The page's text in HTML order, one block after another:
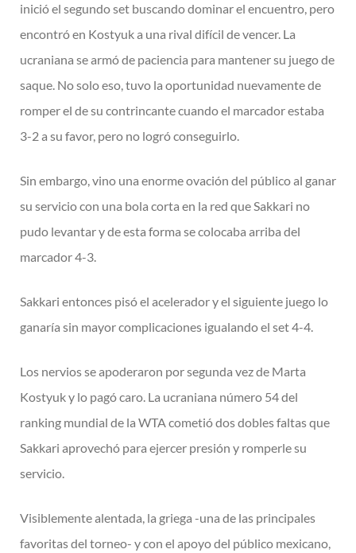
inició el segundo set buscando dominar el encuentro, pero
encontró en Kostyuk a una rival difícil devencer. La
ucraniana se armó de paciencia para mantener su juego de
saque. Nosolo eso, tuvo la oportunidad nuevamente de
romper el de su contrincante cuandoel marcador estaba
3-2 a su favor, pero no logró conseguirlo.
Sin embargo, vino una enorme ovación del público al ganar
su servicio con una bola corta en la red que Sakkari no
pudo levantar y de esta forma se colocaba arriba del
marcador 4-3.
Sakkari entonces pisó el acelerador y el siguiente juego lo
ganaría sin mayorcomplicaciones igualando el set 4-4.
Los nervios se apoderaron por segunda vez de Marta
Kostyuk y lo pagó caro. La ucraniana número 54 del
ranking mundial de la WTA cometió dos dobles faltasque
Sakkari aprovechó para ejercer presión y romperle su
servicio.
Visiblemente alentada, la griega -una de las principales
favoritas del torneo- y con el apoyo del público mexicano,